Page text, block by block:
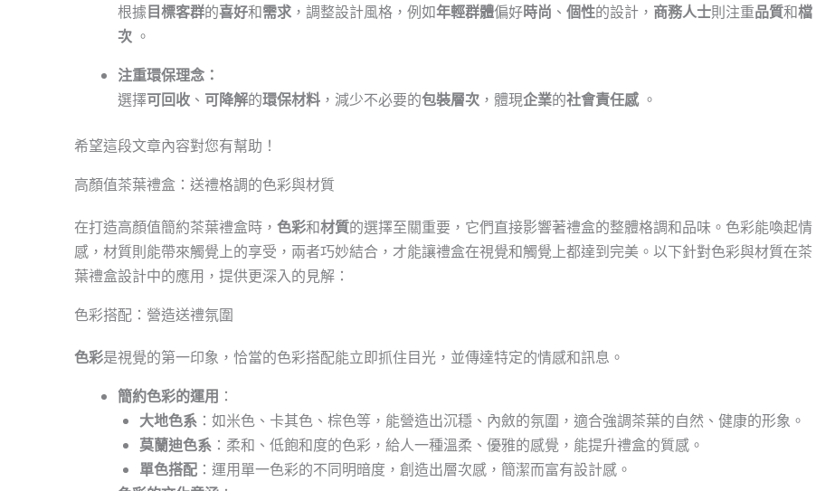
根據目標客群的喜好和需求 ，調整設計風格，例如年輕群體偏好時尚 、 個性的設計， 商務人士則注重品質和檔
次 。
注重環保理念：
選擇可回收 、 可降解的環保材料 ，減少不必要的包裝層次 ，體現企業的社會責任感。
希望這段文章內容對您有幫助！
高顏值茶葉禮盒：送禮格調的色彩與材質
在打造高顏值簡約茶葉禮盒時， 色彩和材質的選擇至關重要，它們直接影響著禮盒的整體格調和品味。色彩能喚起情
感，材質則能帶來觸覺上的享受，兩者巧妙結合，才能讓禮盒在視覺和觸覺上都達到完美。以下針對色彩與材質在茶
葉禮盒設計中的應用，提供更深入的見解：
色彩搭配：營造送禮氛圍
色彩是視覺的第一印象，恰當的色彩搭配能立即抓住目光，並傳達特定的情感和訊息。
簡約色彩的運用 ：
大地色系 ：如米色、卡其色、棕色等，能營造出沉穩、內斂的氛圍，適合強調茶葉的自然、健康的形象。
莫蘭迪色系 ：柔和、低飽和度的色彩，給人一種溫柔、優雅的感覺，能提升禮盒的質感。
單色搭配 ：運用單一色彩的不同明暗度，創造出層次感，簡潔而富有設計感。